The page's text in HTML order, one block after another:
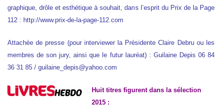
graphique, drôle et esthétique à souhait, dans l’esprit du Prix de la Page
112 : http://www.prix-de-la-page-112.com
Attachée de presse (pour interviewer la Présidente Claire Debru ou les
membres de son jury, ainsi que le futur lauréat) : Guilaine Depis 06 84
36 31 85 / guilaine_depis@yahoo.com
Huit titres figurent dans la sélection
2015 :